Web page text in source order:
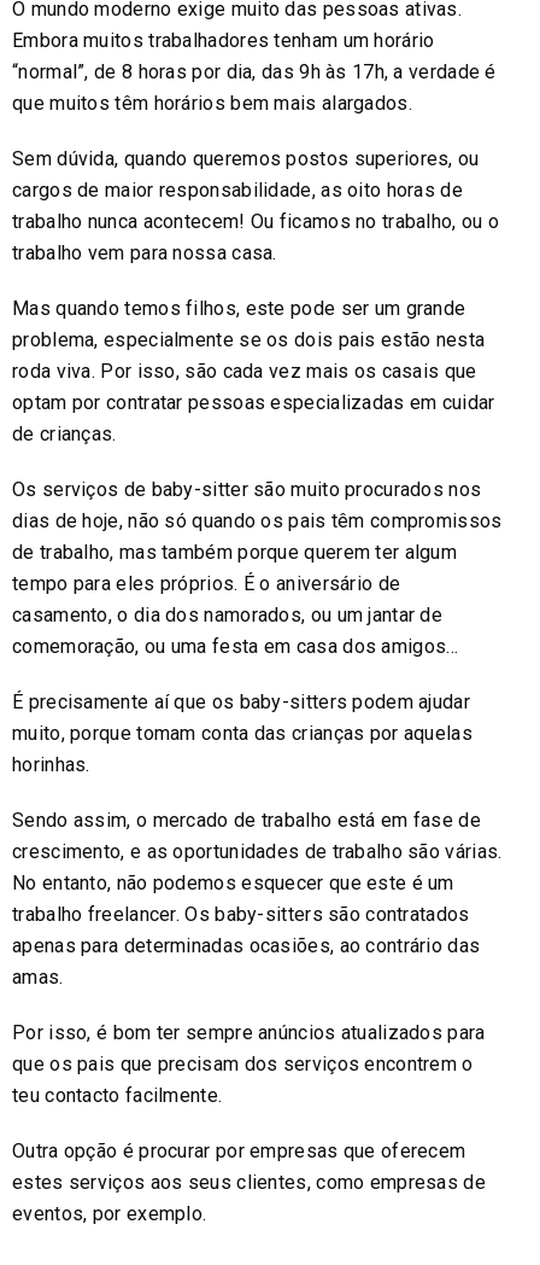
O mundo moderno exige muito das pessoas ativas.
Embora muitos trabalhadores tenham um horário
“normal”, de 8 horas por dia, das 9h às 17h, a verdade é
que muitos têm horários bem mais alargados.
Sem dúvida, quando queremos postos superiores, ou
cargos de maior responsabilidade, as oito horas de
trabalho nunca acontecem! Ou ficamos no trabalho, ou o
trabalho vem para nossa casa.
Mas quando temos filhos, este pode ser um grande
problema, especialmente se os dois pais estão nesta
roda viva. Por isso, são cada vez mais os casais que
optam por contratar pessoas especializadas em cuidar
de crianças.
Os serviços de baby-sitter são muito procurados nos
dias de hoje, não só quando os pais têm compromissos
de trabalho, mas também porque querem ter algum
tempo para eles próprios. É o aniversário de
casamento, o dia dos namorados, ou um jantar de
comemoração, ou uma festa em casa dos amigos…
É precisamente aí que os baby-sitters podem ajudar
muito, porque tomam conta das crianças por aquelas
horinhas.
Sendo assim, o mercado de trabalho está em fase de
crescimento, e as oportunidades de trabalho são várias.
No entanto, não podemos esquecer que este é um
trabalho freelancer. Os baby-sitters são contratados
apenas para determinadas ocasiões, ao contrário das
amas.
Por isso, é bom ter sempre anúncios atualizados para
que os pais que precisam dos serviços encontrem o
teu contacto facilmente.
Outra opção é procurar por empresas que oferecem
estes serviços aos seus clientes, como empresas de
eventos, por exemplo.